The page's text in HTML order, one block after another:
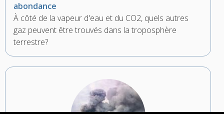
abondance
À côté de la vapeur d'eau et du CO2, quels autres
gaz peuvent être trouvés dans la troposphère
terrestre?